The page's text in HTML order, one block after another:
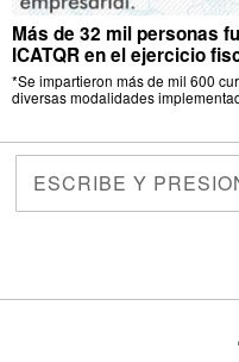
Más de 32 mil personas
ICATQR en el ejercicio
*Se impartieron más de mil 600
diversas modalidades